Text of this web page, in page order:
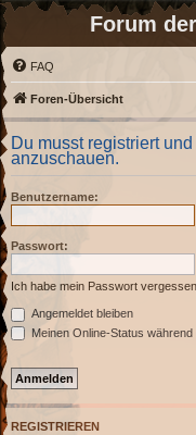
Forum
FAQ
Foren-Übersicht
Du musst registriert
anzuschauen.
Benutzername:
Passwort:
Ich habe mein Passwort vergessen
Angemeldet bleiben
Meinen Online-Status
REGISTRIEREN